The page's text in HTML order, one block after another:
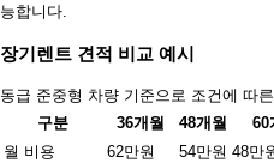
능합니다.
장기렌트 견적 비교 예시
동급 준중형 차량 기준으로 조건에 따
구분
36개월 48개월
60
월 비용
62만원 54만원 48만